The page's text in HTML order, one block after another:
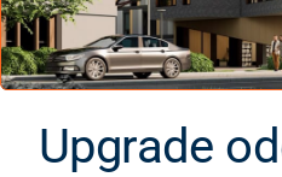
Upgrade